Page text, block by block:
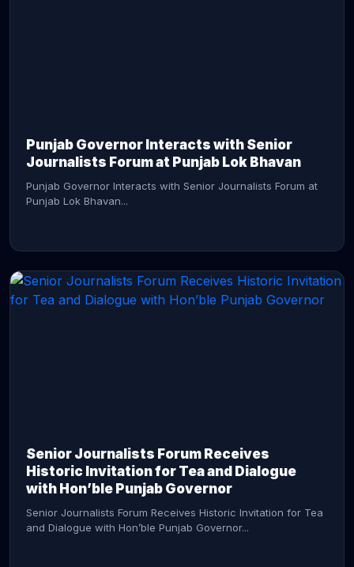
Punjab Governor Interacts with Senior
Journalists Forum at Punjab Lok Bhavan
Punjab Governor Interacts with Senior Journalists Forum at
Punjab Lok Bhavan...
Senior Journalists Forum Receives
Historic Invitation for Tea and Dialogue
with Hon’ble Punjab Governor
Senior Journalists Forum Receives Historic Invitation for Tea
and Dialogue with Hon’ble Punjab Governor...